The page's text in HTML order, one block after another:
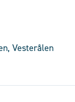
Vesterålen